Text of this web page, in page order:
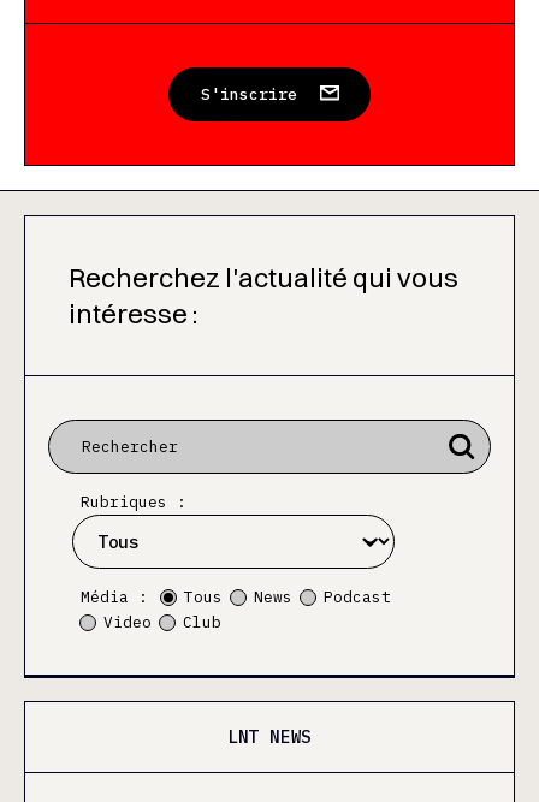
S'inscrire
Recherchez l'actualité qui vous
intéresse :
Rubriques :
Média : Tous News
Podcast
Video
Club
LNT NEWS